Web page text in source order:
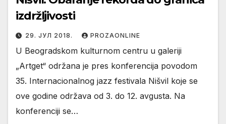
izdržljivosti
29. ЈУЛ 2018. PROZAONLINE
U Beogradskom kulturnom centru u galeriji
„Artget“ održana je pres konferencija povodom
35. Internacionalnog jazz festivala Nišvil koje se
ove godine održava od 3. do 12. avgusta. Na
konferenciji se…